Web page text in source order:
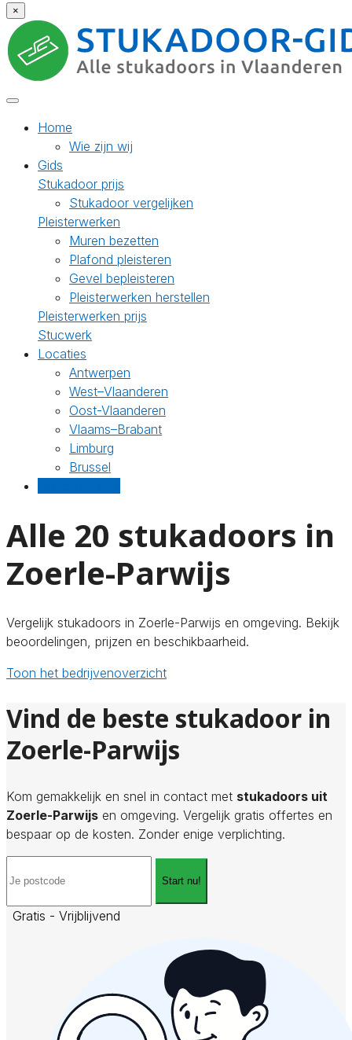
×
Home
Wie zijn wij
Gids
Stukadoor prijs
Stukadoor vergelijken
Pleisterwerken
Muren bezetten
Plafond pleisteren
Gevel bepleisteren
Pleisterwerken herstellen
Pleisterwerken prijs
Stucwerk
Locaties
Antwerpen
West–Vlaanderen
Oost-Vlaanderen
Vlaams–Brabant
Limburg
Brussel
Alle 20 stukadoors in
Zoerle-Parwijs
Vergelijk stukadoors in Zoerle-Parwijs en omgeving. Bekijk
beoordelingen, prijzen en beschikbaarheid.
Toon het bedrijvenoverzicht
Vind de beste stukadoor in
Zoerle-Parwijs
Kom gemakkelijk en snel in contact met stukadoors uit
Zoerle-Parwijs en omgeving. Vergelijk gratis offertes en
bespaar op de kosten. Zonder enige verplichting.
Start nu!
Gratis - Vrijblijvend